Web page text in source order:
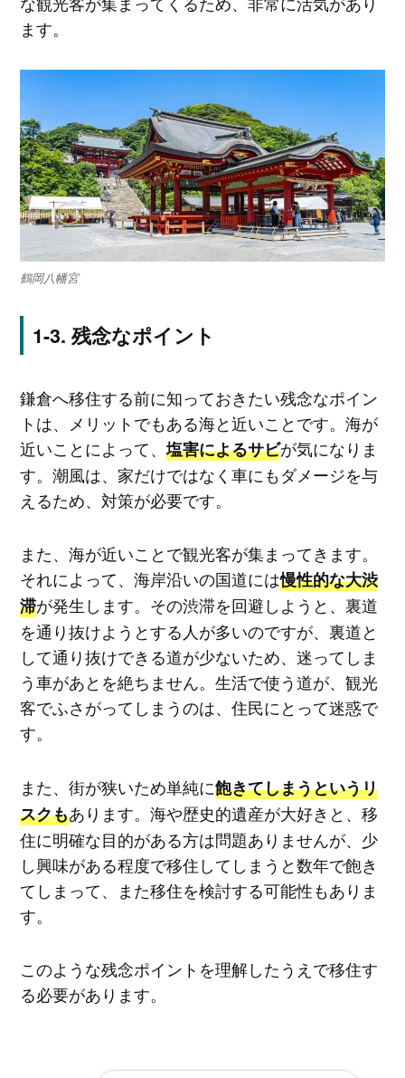
ます。
鶴岡八幡宮
残念なポイント
鎌倉へ移住する前に知っておきたい残念なポイン
トは、メリットでもある海と近いことです。海が
近いことによって、塩害によるサビが気になりま
す。潮風は、家だけではなく車にもダメージを与
えるため、対策が必要です。
また、海が近いことで観光客が集まってきます。
それによって、海岸沿いの国道には慢性的な大渋
滞が発生します。その渋滞を回避しようと、裏道
を通り抜けようとする人が多いのですが、裏道と
して通り抜けできる道が少ないため、迷ってしま
う車があとを絶ちません。生活で使う道が、観光
客でふさがってしまうのは、住民にとって迷惑で
す。
また、街が狭いため単純に飽きてしまうというリ
スクもあります。海や歴史的遺産が大好きと、移
住に明確な目的がある方は問題ありませんが、少
し興味がある程度で移住してしまうと数年で飽き
てしまって、また移住を検討する可能性もありま
す。
このような残念ポイントを理解したうえで移住す
る必要があります。